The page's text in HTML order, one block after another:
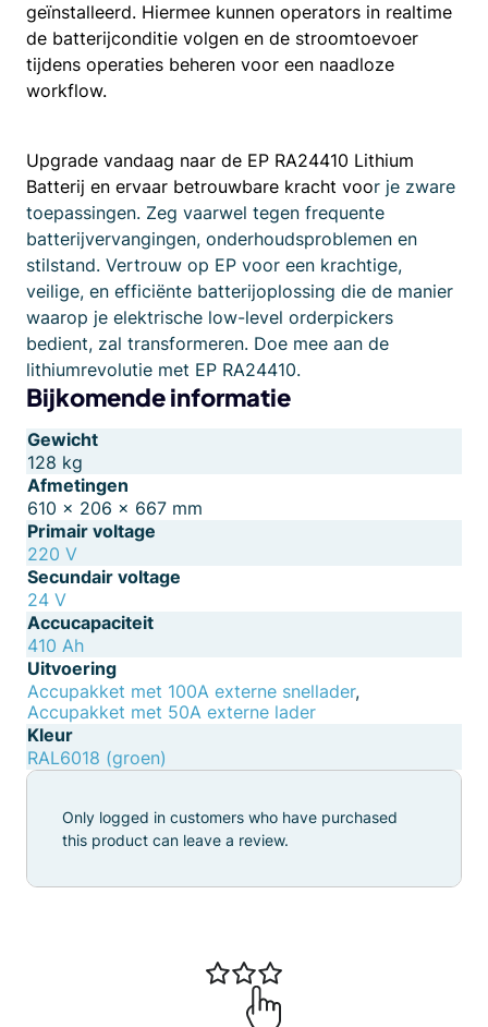
geïnstalleerd. Hiermee kunnen operators in realtime
de batterijconditie volgen en de stroomtoevoer
tijdens operaties beheren voor een naadloze
workflow.
Upgrade vandaag naar de EP RA24410 Lithium
Batterij en ervaar betrouwbare kracht voor je zware
toepassingen. Zeg vaarwel tegen frequente
batterijvervangingen, onderhoudsproblemen en
stilstand. Vertrouw op EP voor een krachtige,
veilige, en efficiënte batterijoplossing die de manier
waarop je elektrische low-level orderpickers
bedient, zal transformeren. Doe mee aan de
lithiumrevolutie met EP RA24410.
Bijkomende informatie
Gewicht
128 kg
Afmetingen
610 × 206 × 667 mm
Primair voltage
220 V
Secundair voltage
24 V
Accucapaciteit
410 Ah
Uitvoering
Accupakket met 100A externe snellader,
Accupakket met 50A externe lader
Kleur
RAL6018 (groen)
Only logged in customers who have purchased
this product can leave a review.